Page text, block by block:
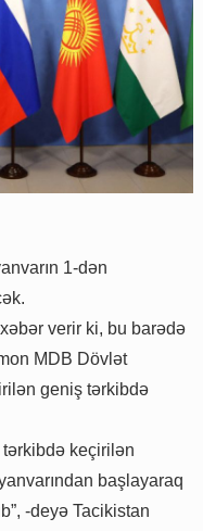
1-dən
verir ki, bu barədə
MDB Dövlət
geniş tərkibdə
tərkibdə keçirilən
başlayaraq
-deyə Tacikistan